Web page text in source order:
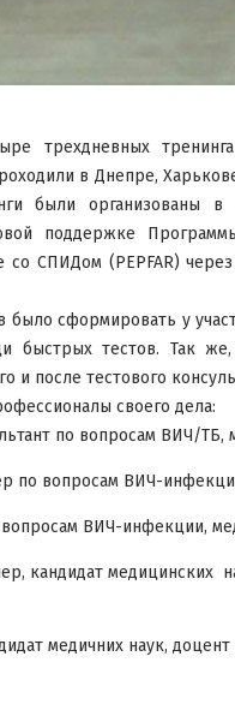
трехдневных
в Днепре,
были организованы
поддержке
СПИДом (PEPFAR)
сформировать у
быстрых тестов. Так
и после тестового
своего дела:
по вопросам ВИЧ/ТБ,
по вопросам ВИЧ-
ВИЧ-инфекции,
кандидат
медичних наук,